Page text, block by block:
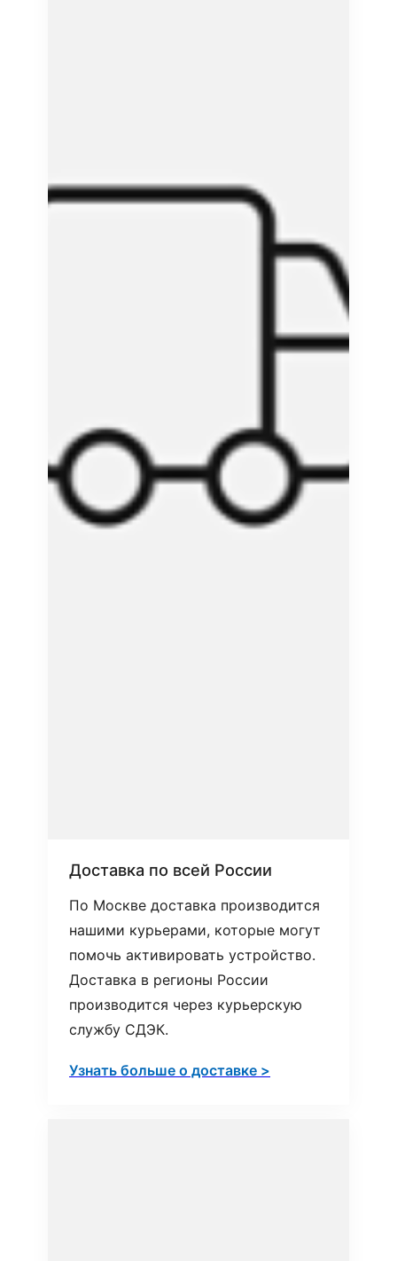
Доставка по всей России
По Москве доставка производится
нашими курьерами, которые могут
помочь активировать устройство.
Доставка в регионы России
производится через курьерскую
службу СДЭК.
Узнать больше о доставке >